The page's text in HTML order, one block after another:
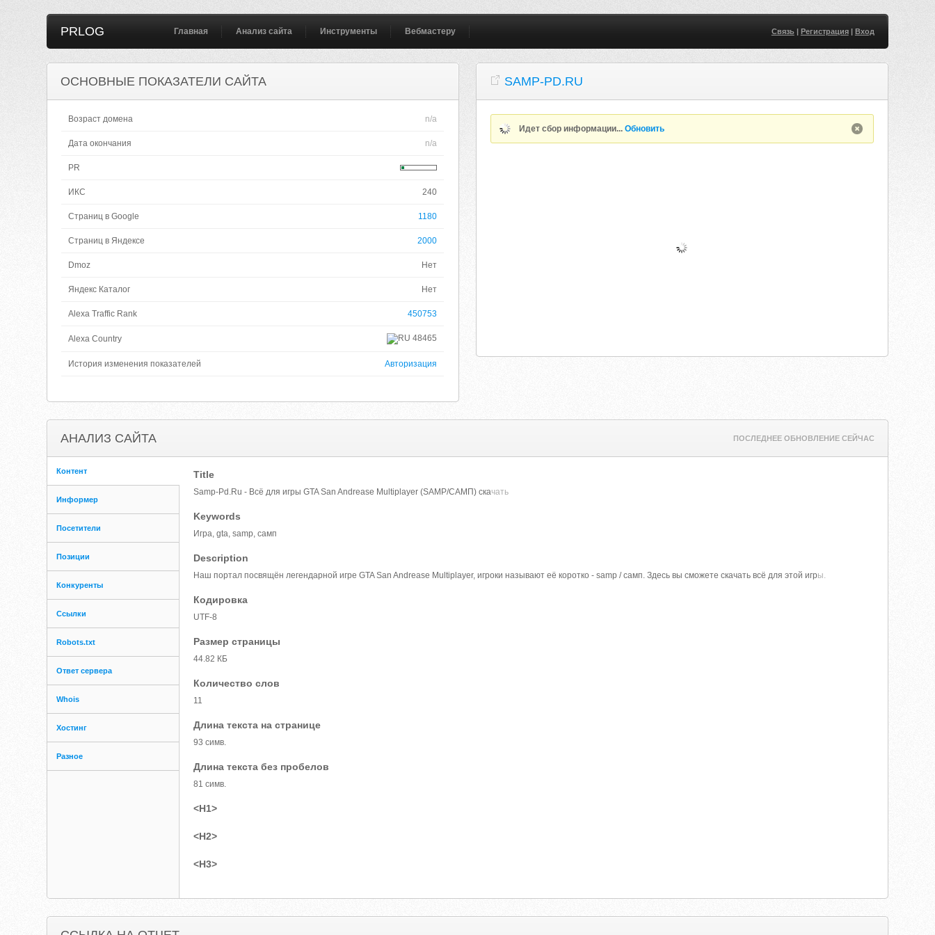
PRLOG Главная Анализ сайта Инструменты Вебмастеру Связь| Регистрация| Вход
ОСНОВНЫЕ ПОКАЗАТЕЛИ САЙТА
Возраст домена n/a
Дата окончания n/a
PR
ИКС 240
Страниц в Google 1180
Страниц в Яндексе 2000
Dmoz Нет
Яндекс Каталог Нет
Alexa Traffic Rank 450753
Alexa Country 48465
История изменения показателей Авторизация
SAMP-PD.RU
Идет сбор информации...Обновить
АНАЛИЗ САЙТА ПОСЛЕДНЕЕ ОБНОВЛЕНИЕ СЕЙЧАС
Контент
Информер
Посетители
Позиции
Конкуренты
Ссылки
Robots.txt
Ответ сервера
Whois
Хостинг
Разное
Title
Samp-Pd.Ru - Всё для игры GTA San Andrease Multiplayer (SAMP/САМП) скачать
Keywords
Игра, gta, samp, самп
Description
Наш портал посвящён легендарной игре GTA San Andrease Multiplayer, игроки называют её коротко - samp / самп. Здесь вы сможете скачать всё для этой игры.
Кодировка
UTF-8
Размер страницы
44.82 КБ
Количество слов
11
Длина текста на странице
93 симв.
Длина текста без пробелов
81 симв.
<H1>
<H2>
<H3>